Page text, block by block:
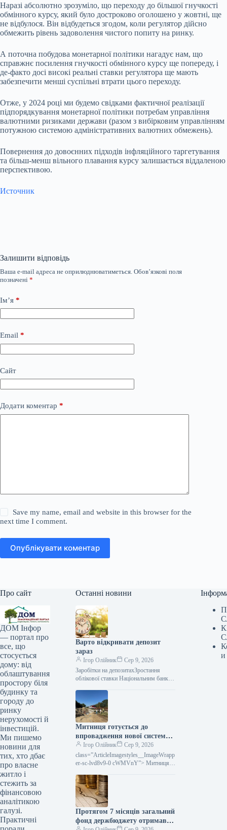
Наразі абсолютно зрозуміло, що переходу до більшої гнучкості
обмінного курсу, який було достроково оголошено у жовтні, ще
не відбулося. Він відбудеться згодом, коли регулятор дійсно
обмежить рівень задоволення чистого попиту на ринку.
А поточна побудова монетарної політики нагадує нам, що
справжнє посилення гнучкості обмінного курсу ще попереду, і
де-факто досі високі реальні ставки регулятора ще мають
забезпечити менші суспільні втрати цього переходу.
Отже, у 2024 році ми будемо свідками фактичної реалізації
підпорядкування монетарної політики потребам управління
валютними ризиками держави (разом з вибірковим управлінням
потужною системою адміністративних валютних обмежень).
Повернення до довоєнних підходів інфляційного таргетування
та більш-менш вільного плавання курсу залишається віддаленою
перспективою.
Источник
Залишити відповідь
Ваша e-mail адреса не оприлюднюватиметься. Обов’язкові поля
позначені *
Ім’я *
Email *
Сайт
Додати коментар *
Save my name, email and website in this browser for the
next time I comment.
Опублікувати коментар
Про сайт
ДОМ Інфор
— портал про
все, що
стосується
дому: від
облаштування
простору біля
будинку та
городу до
ринку
нерухомості й
інвестицій.
Ми пишемо
новини для
тих, хто дбає
про власне
житло і
стежить за
фінансовою
аналітикою
галузі.
Практичні
Останні новини
Варто відкривати депозит
зараз
Ігор Олійник
Сер 9, 2026
Заробітки на депозитахЗростання
облікової ставки Національним банком
вкладами. Тим часом фінансові
Митниця готується до
впровадження нової системи:
які зміни очікуються
Ігор Олійник
Сер 9, 2026
class=”ArticleImagestyles__ImageWrapp
er-sc-lvd8v9-0 cWMVnY”> Митниця
змінитьсяДержавна митна служба
України планує впровадити першу в
Протягом 7 місяців загальний
фонд держбюджету отримав
и